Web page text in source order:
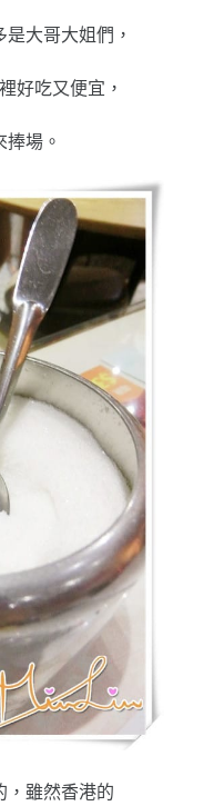
大哥大姐們，
好吃又便宜，
場。
，雖然香港的